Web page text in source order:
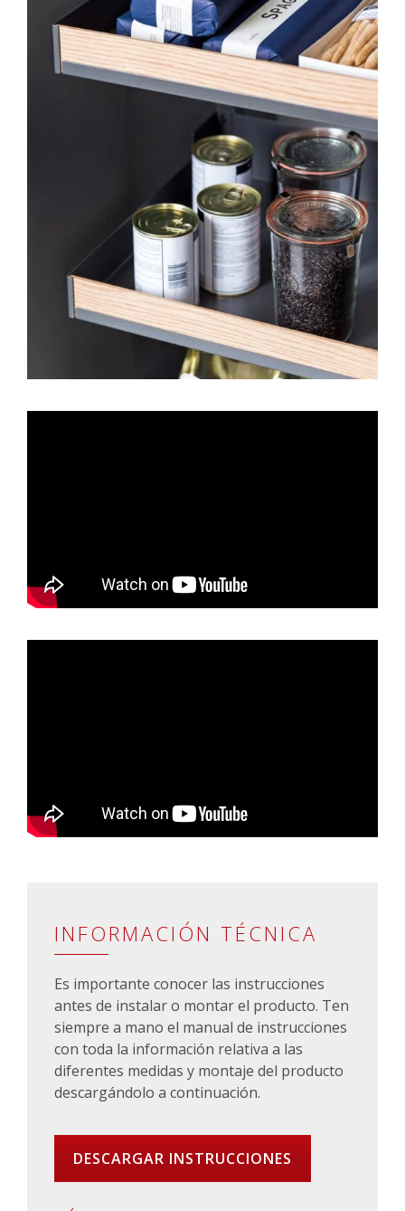
INFORMACIÓN TÉCNICA
Es importante conocer las instrucciones
antes de instalar o montar el producto. Ten
siempre a mano el manual de instrucciones
con toda la información relativa a las
diferentes medidas y montaje del producto
descargándolo a continuación.
DESCARGAR INSTRUCCIONES